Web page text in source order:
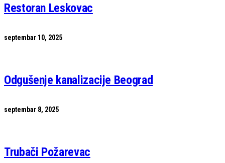
Restoran Leskovac
septembar 10, 2025
Odgušenje kanalizacije Beograd
septembar 8, 2025
Trubači Požarevac